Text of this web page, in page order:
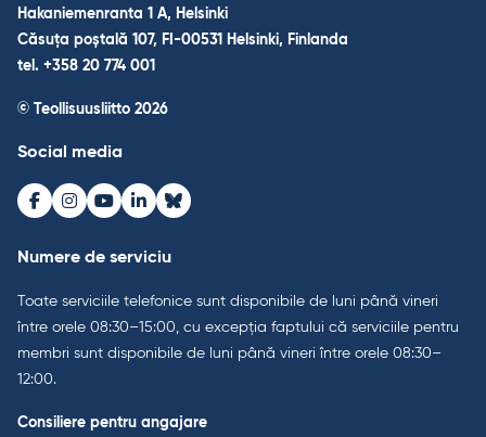
Hakaniemenranta 1 A, Helsinki
Căsuța poștală 107, FI-00531 Helsinki, Finlanda
tel. +358 20 774 001
© Teollisuusliitto 2026
Social media
Facebook
Instagram
Youtube
LinkedInBluesky
Numere de serviciu
Toate serviciile telefonice sunt disponibile de luni până vineri
între orele 08:30–15:00, cu excepția faptului că serviciile pentru
membri sunt disponibile de luni până vineri între orele 08:30–
12:00.
Consiliere pentru angajare